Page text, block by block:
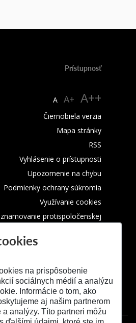
Prístupnosť
A A+ A++
Čiernobiela verzia
Mapa stránky
RSS
Vyhlásenie o prístupnosti
Upozornenie na chybu
Podmienky ochrany súkromia
Využívanie cookies
protispoločenskej
na prispôsobenie
sociálnych médií a analýzu
Informácie o tom, ako
aj našim partnerom
analýzy. Títo partneri môžu